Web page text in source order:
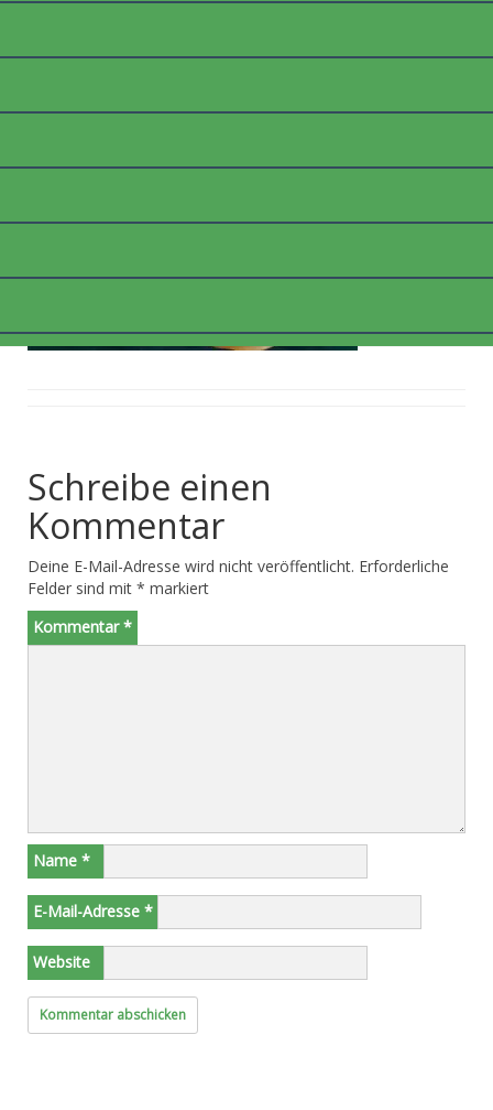
_1100507_WEB
Schreibe einen
Kommentar
Deine E-Mail-Adresse wird nicht veröffentlicht. Erforderliche
Felder sind mit * markiert
Kommentar*
Name *
E-Mail-Adresse *
Website